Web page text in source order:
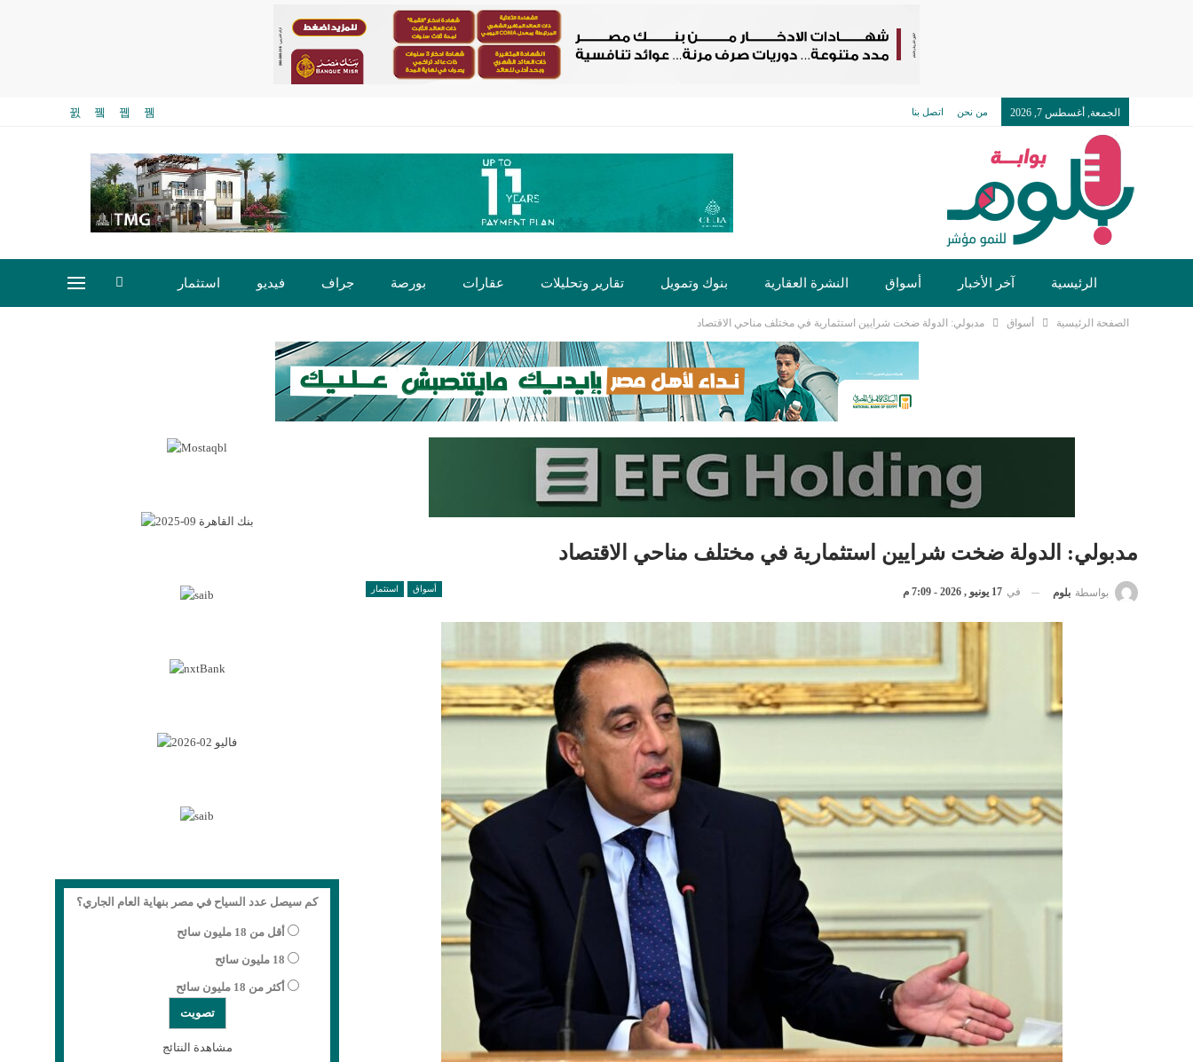
الجمعة, أغسطس 7, 2026 من نحن اتصل بنا
الرئيسية آخر الأخبار أسواق النشرة العقارية بنوك وتمويل تقارير وتحليلات عقارات بورصة جراف فيديو استثمار
تكنولوجيا وسيارات دولي مجتمع خدمات
الصفحة الرئيسية أسواق مدبولي: الدولة ضخت شرايين استثمارية في مختلف مناحي الاقتصاد
مدبولي: الدولة ضخت شرايين استثمارية في مختلف مناحي الاقتصاد
أسواق استثمار بواسطة بلوم في 17 يونيو , 2026 - 7:09 م
كم سيصل عدد السياح في مصر بنهاية العام الجاري؟
أقل من 18 مليون سائح
18 مليون سائح
أكثر من 18 مليون سائح
مشاهدة النتائج